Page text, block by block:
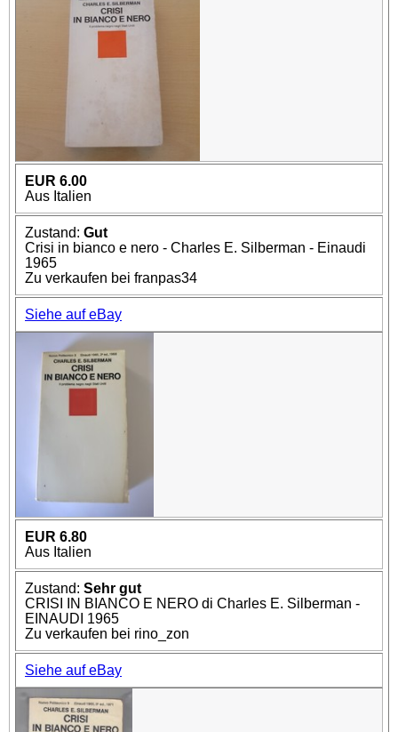
EUR 6.00
Aus Italien
Zustand: Gut
Crisi in bianco e nero - Charles E. Silberman - Einaudi
1965
Zu verkaufen bei franpas34
Siehe auf eBay
EUR 6.80
Aus Italien
Zustand: Sehr gut
CRISI IN BIANCO E NERO di Charles E. Silberman -
EINAUDI 1965
Zu verkaufen bei rino_zon
Siehe auf eBay